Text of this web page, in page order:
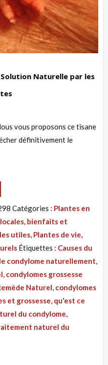
Solution Naturelle par les
vous proposons ce tisane
définitivement le
Catégories : Plantes en
bienfaits et
utiles, Plantes de vie,
Étiquettes : Causes du
condylome naturellement,
, condylomes grossesse
Naturel, condylomes
et grossesse, qu'est ce
du condylome,
naturel du